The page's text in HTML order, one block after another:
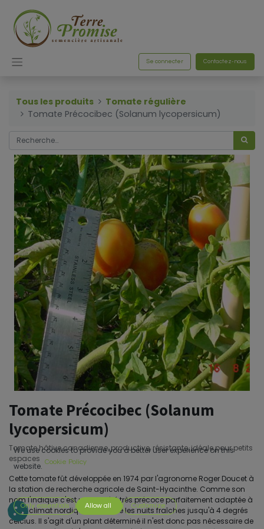
Se connecter Contactez-nous
Tous les produits
Tomate régulière
Tomate Précocibec (Solanum lycopersicum)
Tomate Précocibec (Solanum
lycopersicum)
Tomate hâtive canadienne, productive, résistante, idéale pour petits
espaces
Cette tomate fût développée en 1974 par l'agronome Roger Doucet à
la station de recherche agricole de Saint-Hyacinthe. Comme son
nom l'indique c'est une variété très précoce parfaitement adaptée à
notre climat nordique. Elle tolère les nuits fraîches jusqu'à 4 degrés
celcius. Il s'agit d'un plant déterminé il n'est donc pas nécessaire de
We use cookies to provide you a better user experience on this
website. Cookie Policy
Only essentials Allow all Customize